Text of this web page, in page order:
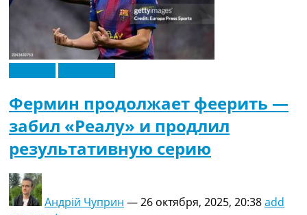
Фермин продолжает феерить —
забил «Реалу» и продлил
результативную серию
Андрій Чуприн —26 октября, 2025, 20:38add